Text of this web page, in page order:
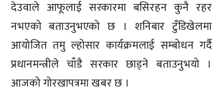
देउवाले आफूलाई सरकारमा बसिरहन कुनै रहर
नभएको बताउनुभएको छ । शनिबार टुँडिखेलमा
आयोजित तमु ल्होसार कार्यक्रमलाई सम्बोधन गर्दै
प्रधानमन्त्रीले चाँडै सरकार छाड्ने बताउनुभयो ।
आजको गोरखापत्रमा खबर छ ।